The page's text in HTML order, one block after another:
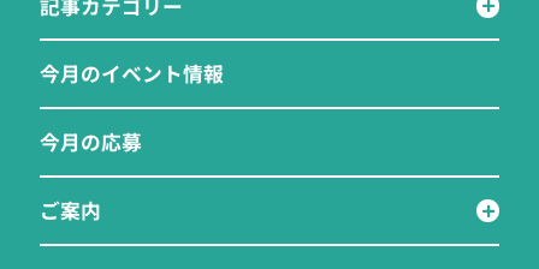
今月のイベント情報
今月の応募
ご案内